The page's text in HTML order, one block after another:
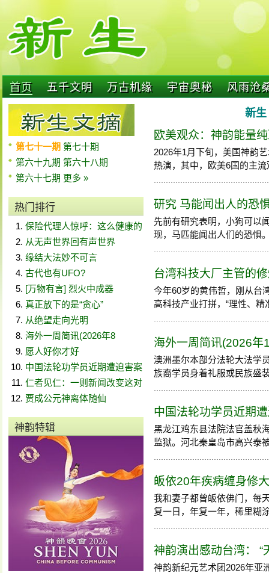
首页 五千文明 万古机缘 宇宙奥秘 风雨沧
第七十一期 第七十期
第六十九期 第六十八期
第六十七期 更多 »
热门排行
保险代理人惊呼：这么健康的
从无声世界回有声世界
缘结大法妙不可言
古代也有UFO?
[万物有言] 烈火中成器
真正放下的是“贪心”
从绝望走向光明
海外一周简讯(2026年8
愿人好你才好
中国法轮功学员近期遭迫害案
仁者见仁：一则新闻改变这对
贾成公元神离体随仙
神韵特辑
新
欧美观众：神韵能量
2026年1月下旬，美国神韵
热演，其中，欧美6国的主
研究 马能闻出人的恐
先前有研究表明，小狗可以
现，马匹能闻出人们的恐惧
台湾科技大厂主管的
今年60岁的黄伟哲，刚从台
高科技产业打拼，“理性、精
海外一周简讯(2026年
澳洲墨尔本部分法轮大法学
族裔学员身着礼服或民族盛
中国法轮功学员近期
黑龙江鸡东县法院法官盖秋
监狱。河北秦皇岛市高兴泰
皈依20年疾病缠身修
我和妻子都曾皈依佛门，每
复一日，年复一年，稀里糊
神韵演出感动台湾： “
神韵新纪元艺术团2026年亚